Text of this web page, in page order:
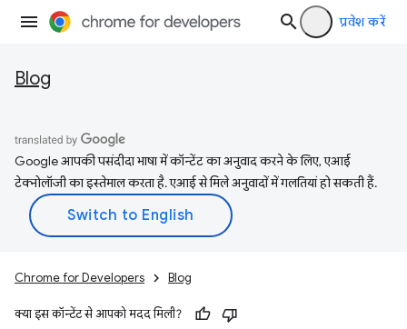
प्रवेश करें
Blog
Google आपकी पसंदीदा भाषा में कॉन्टेंट का अनुवाद करने के लिए, एआई
टेक्नोलॉजी का इस्तेमाल करता है. एआई से मिले अनुवादों में गलतियां हो सकती हैं.
Chrome for Developers Blog
क्या इस कॉन्टेंट से आपको मदद मिली?